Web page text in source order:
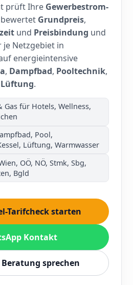
prüft Ihre Gewerbestrom-
Grundpreis,
und Preisbindung und
Netzgebiet in
energieintensive
, Dampfbad, Pooltechnik,
Lüftung.
Gas für Hotels, Wellness,
Pool,
Lüftung, Warmwasser
OÖ, NÖ, Stmk, Sbg,
Bgld
Tarifcheck starten
Kontakt
sprechen